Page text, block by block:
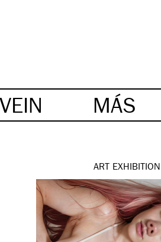
VEIN MÁS
ART EXHIBITION